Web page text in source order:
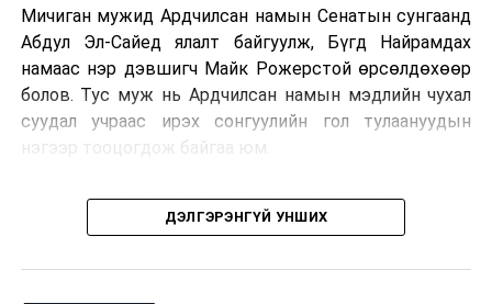
Мичиган мужид Ардчилсан намын Сенатын сунгаанд
Абдул Эл-Сайед ялалт байгуулж, Бүгд Найрамдах
намаас нэр дэвшигч Майк Рожерстой өрсөлдөхөөр
болов. Тус муж нь Ардчилсан намын мэдлийн чухал
суудал учраас ирэх сонгуулийн гол тулаануудын
нэгээр тооцогдож байгаа юм.
Миссури мужид мөн Конгрессын суудлуудын төлөөх
өрсөлдөөнд нэр дэвшигчид тодорсон бөгөөд зарим
ДЭЛГЭРЭНГҮЙ УНШИХ